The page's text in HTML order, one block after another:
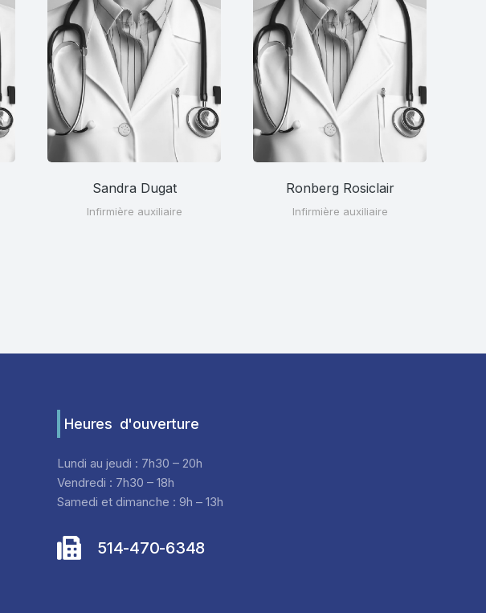
Sandra Dugat
Infirmière auxiliaire
Ronberg Rosiclair
Infirmière auxiliaire
Heures d'ouverture
Lundi au jeudi : 7h30 – 20h
Vendredi : 7h30 – 18h
Samedi et dimanche : 9h – 13h
514-470-6348